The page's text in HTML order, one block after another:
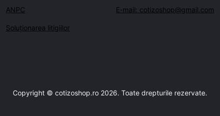
ANPC
Soluționarea litigiilor
E-mail: cotizoshop@gmail.com
Copyright © cotizoshop.ro 2026. Toate drepturile rezervate.